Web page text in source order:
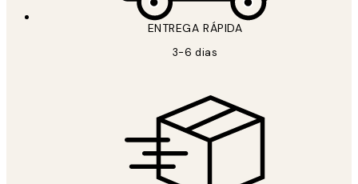
ENTREGA RÁPIDA
3-6 dias